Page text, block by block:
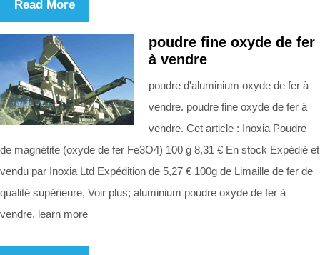
Read More
poudre fine oxyde de fer
à vendre
poudre d'aluminium oxyde de fer à
vendre. poudre fine oxyde de fer à
vendre. Cet article : Inoxia Poudre
de magnétite (oxyde de fer Fe3O4) 100 g 8,31 € En stock Expédié et
vendu par Inoxia Ltd Expédition de 5,27 € 100g de Limaille de fer de
qualité supérieure, Voir plus; aluminium poudre oxyde de fer à
vendre. learn more